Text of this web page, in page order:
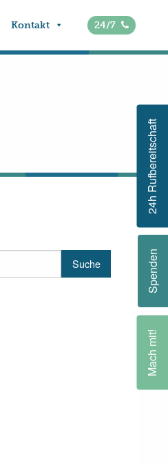
24h Rufbereitschaft
Spenden
Mach mit!
Kontakt 24/7